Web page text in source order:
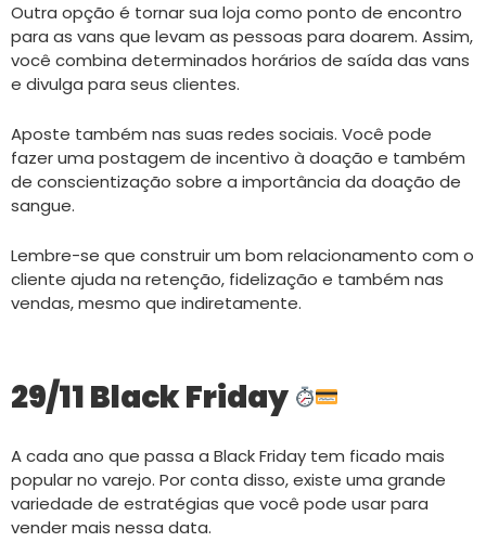
Outra opção é tornar sua loja como ponto de encontro
para as vans que levam as pessoas para doarem. Assim,
você combina determinados horários de saída das vans
e divulga para seus clientes.
Aposte também nas suas redes sociais. Você pode
fazer uma postagem de incentivo à doação e também
de conscientização sobre a importância da doação de
sangue.
Lembre-se que construir um bom relacionamento com o
cliente ajuda na retenção, fidelização e também nas
vendas, mesmo que indiretamente.
29/11 Black Friday
A cada ano que passa a Black Friday tem ficado mais
popular no varejo. Por conta disso, existe uma grande
variedade de estratégias que você pode usar para
vender mais nessa data.